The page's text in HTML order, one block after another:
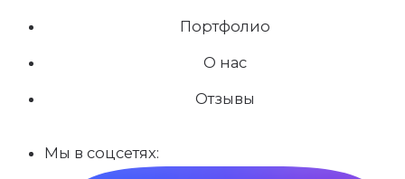
Портфолио
О нас
Отзывы
Мы в соцсетях: